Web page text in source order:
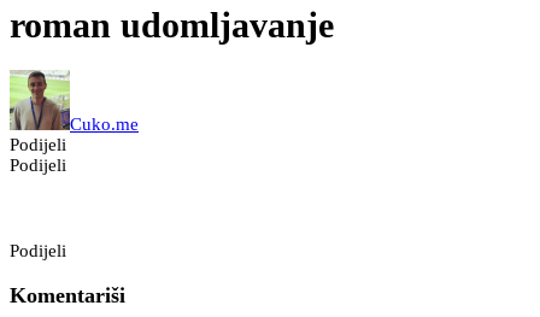
roman udomljavanje
Cuko.me
Podijeli
Podijeli
Podijeli
Komentariši